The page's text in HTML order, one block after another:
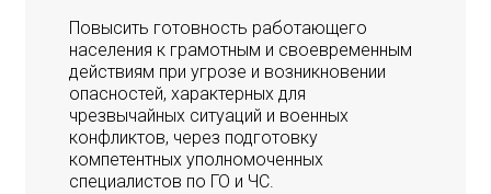
Повысить готовность работающего
населения к грамотным и своевременным
действиям при угрозе и возникновении
опасностей, характерных для
чрезвычайных ситуаций и военных
конфликтов, через подготовку
компетентных уполномоченных
специалистов по ГО и ЧС.